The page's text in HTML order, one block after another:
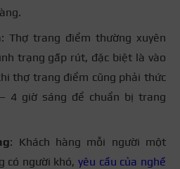
: Thợ trang điểm thường xuyên
trạng gấp rút, đặc biệt là vào
thợ trang điểm cũng phải thức
4 giờ sáng để chuẩn bị trang
: Khách hàng mỗi người một
có người khó,yêu cầu của nghề